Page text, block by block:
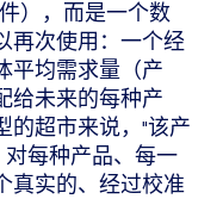
），而是一个数
再次使用：一个经
平均需求量（产
给未来的每种产
的超市来说，"该产
对每种产品、每一
真实的、经过校准